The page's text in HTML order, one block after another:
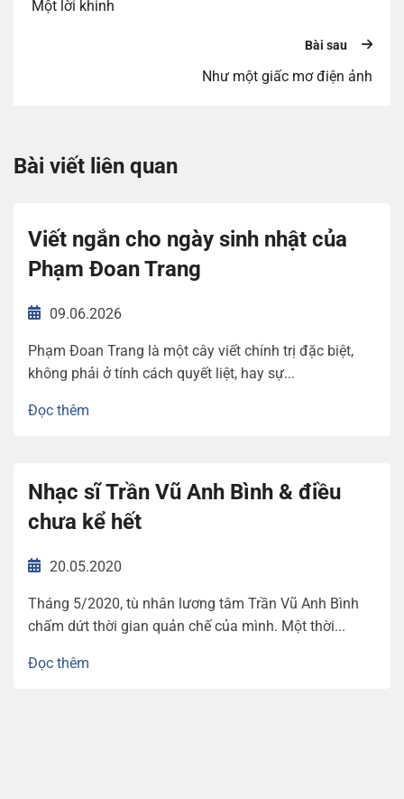
Một lời khinh
Bài sau
Như một giấc mơ điện ảnh
Bài viết liên quan
Viết ngắn cho ngày sinh nhật của
Phạm Đoan Trang
09.06.2026
Phạm Đoan Trang là một cây viết chính trị đặc biệt,
không phải ở tính cách quyết liệt, hay sự...
Đọc thêm
Nhạc sĩ Trần Vũ Anh Bình & điều
chưa kể hết
20.05.2020
Tháng 5/2020, tù nhân lương tâm Trần Vũ Anh Bình
chấm dứt thời gian quản chế của mình. Một thời...
Đọc thêm